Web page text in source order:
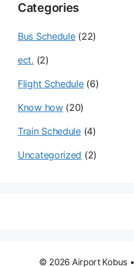
Categories
Bus Schedule(22)
ect. (2)
Flight Schedule(6)
Know how(20)
Train Schedule(4)
Uncategorized (2)
© 2026 Airport Kobus